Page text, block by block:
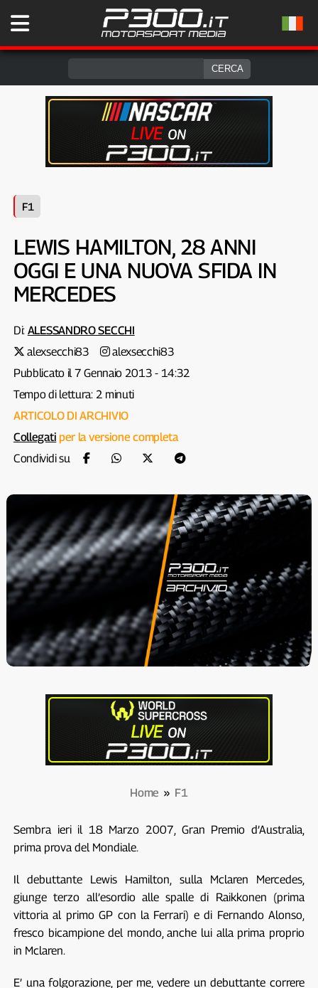
F1
LEWIS HAMILTON, 28 ANNI
OGGI E UNA NUOVA SFIDA IN
MERCEDES
Di: ALESSANDRO SECCHI
alexsecchi83
alexsecchi83
Pubblicato il 7 Gennaio 2013 - 14:32
Tempo di lettura: 2 minuti
ARTICOLO DI ARCHIVIO
Collegati per la versione completa
Condividi su
Home » F1
Sembra ieri il 18 Marzo 2007, Gran Premio d’Australia,
prima prova del Mondiale.
Il debuttante Lewis Hamilton, sulla Mclaren Mercedes,
giunge terzo all’esordio alle spalle di Raikkonen (prima
vittoria al primo GP con la Ferrari) e di Fernando Alonso,
fresco bicampione del mondo, anche lui alla prima proprio
in Mclaren.
E’ una folgorazione, per me, vedere un debuttante correre